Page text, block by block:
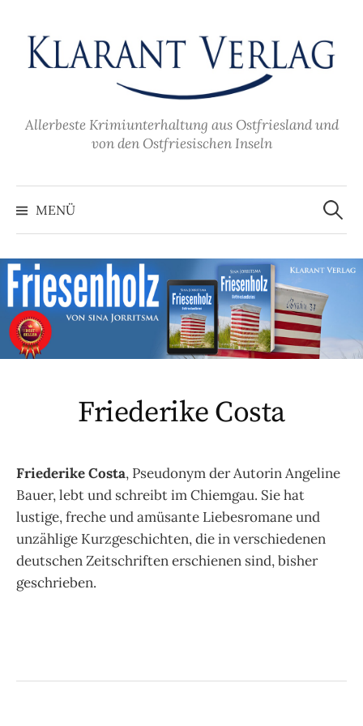
Inhalt
überspringen
Allerbeste Krimiunterhaltung aus Ostfriesland und
von den Ostfriesischen Inseln
MENÜ
Suche
nach:
Friederike Costa
Friederike Costa, Pseudonym der Autorin Angeline
Bauer, lebt und schreibt im Chiemgau. Sie hat
lustige, freche und amüsante Liebesromane und
unzählige Kurzgeschichten, die in verschiedenen
deutschen Zeitschriften erschienen sind, bisher
geschrieben.